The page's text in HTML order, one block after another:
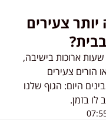
צעירים
ארוכות בישיבה,
הורים צעירים
היום: הגוף שלנו
בזמן.